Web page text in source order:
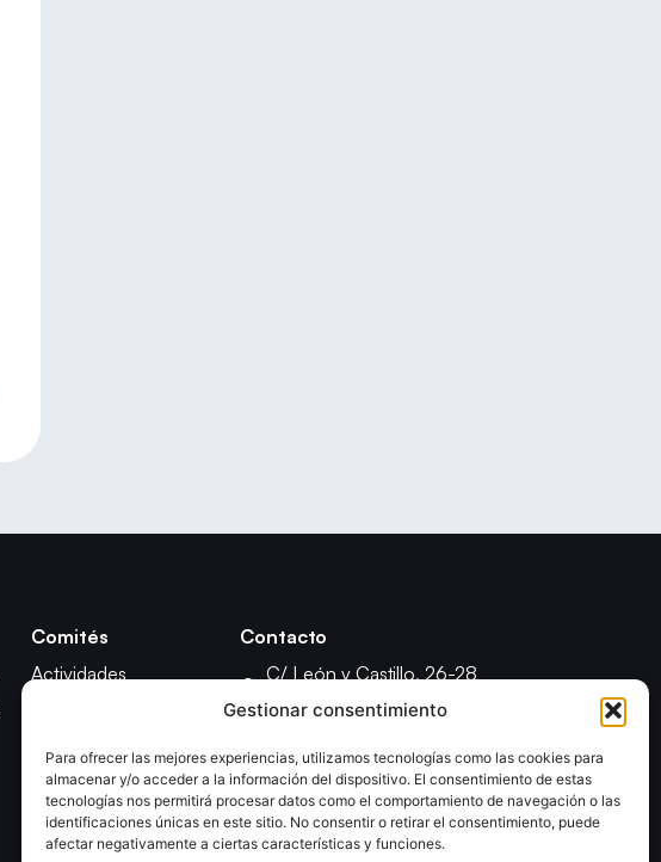
Gestionar consentimiento
Para ofrecer las mejores experiencias, utilizamos tecnologías como las cookies para
almacenar y/o acceder a la información del dispositivo. El consentimiento de estas
tecnologías nos permitirá procesar datos como el comportamiento de navegación o las
identificaciones únicas en este sitio. No consentir o retirar el consentimiento, puede
afectar negativamente a ciertas características y funciones.
Comités
Actividades
Árbitros
Competición
Apelación
Contacto
C/ León y Castillo, 26-28
35003 - Las Palmas de Gran Canaria
formacionfecanbm@gmail.com